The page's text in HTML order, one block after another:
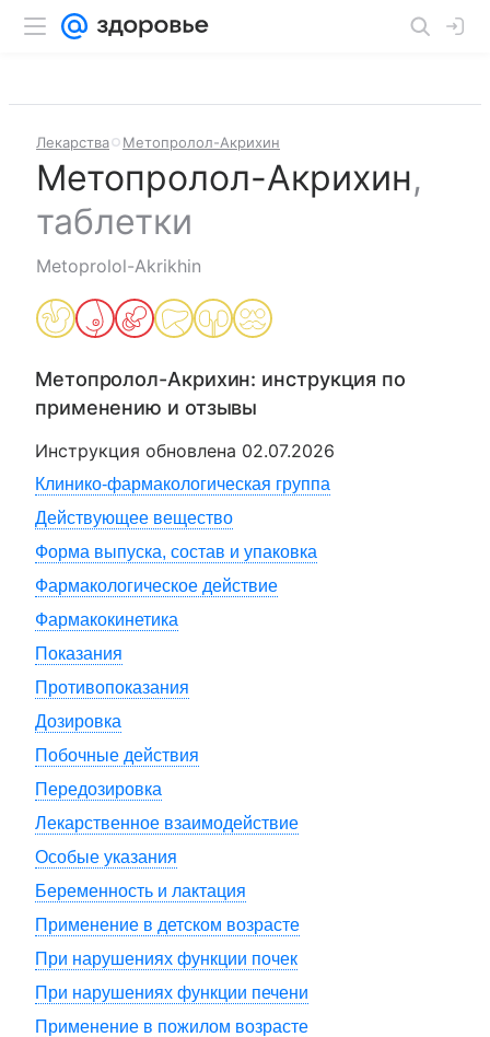
Лекарства Метопролол-Акрихин
Метопролол-Акрихин,
таблетки
Metoprolol-Akrikhin
Метопролол-Акрихин: инструкция по
применению и отзывы
Инструкция обновлена 02.07.2026
Клинико-фармакологическая группа
Действующее вещество
Форма выпуска, состав и упаковка
Фармакологическое действие
Фармакокинетика
Показания
Противопоказания
Дозировка
Побочные действия
Передозировка
Лекарственное взаимодействие
Особые указания
Беременность и лактация
Применение в детском возрасте
При нарушениях функции почек
При нарушениях функции печени
Применение в пожилом возрасте